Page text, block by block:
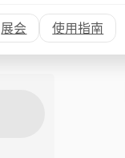
展会 使用指南